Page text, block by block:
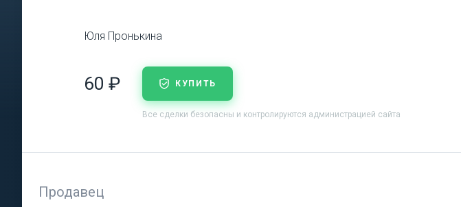
Юля Пронькина
60 ₽ КУПИТЬ
Все сделки безопасны и контролируются администрацией сайта
Продавец